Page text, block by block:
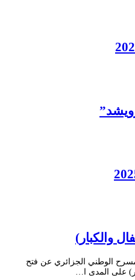
والكبار)
الوطني الجزائري عن فتح
على المدى ا…